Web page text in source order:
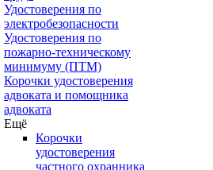
Удостоверения по
электробезопасности
Удостоверения по
пожарно-техническому
минимуму (ПТМ)
Корочки удостоверения
адвоката и помощника
адвоката
Ещё
Корочки
удостоверения
частного охранника